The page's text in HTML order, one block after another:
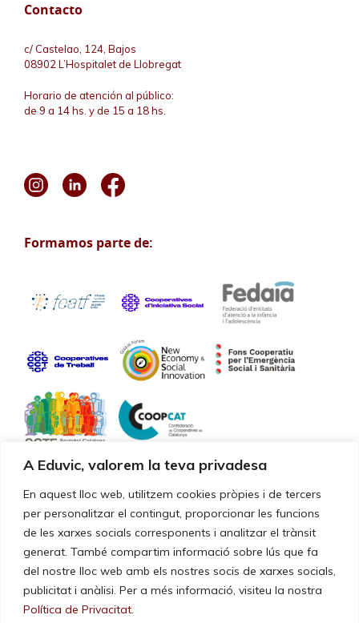
A Eduvic, valorem la teva privadesa
En aquest lloc web, utilitzem cookies pròpies i de tercers
per personalitzar el contingut, proporcionar les funcions
de les xarxes socials corresponents i analitzar el trànsit
generat. També compartim informació sobre lús que fa
del nostre lloc web amb els nostres socis de xarxes socials,
publicitat i anàlisi. Per a més informació, visiteu la nostra
Política de Privacitat
Contacto
c/ Castelao, 124, Bajos
08902 L’Hospitalet de Llobregat
Horario de atención al público:
de 9 a 14 hs. y de 15 a 18 hs.
Formamos parte de:
Certificaciones de calidad
Nuestros servicios y gestión están certificados según la norma
UNE-EN ISO 9001:2015